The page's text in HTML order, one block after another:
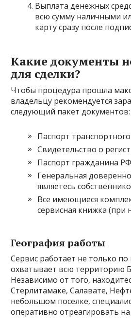
Выплата денежных
всю сумму наличными
карту сразу после
Какие документы
для сделки?
Чтобы процедура прошла
владельцу рекомендуется
следующий пакет документов:
Паспорт
Свидетельство о
Паспорт гражданина
Генеральная
являетесь
Все имеющиеся
сервисная книжка (при
География работы
Сервис работает не только по
охватывает всю территорию
Независимо от того‚
Стерлитамаке‚ Салавате‚
небольшом поселке‚
оперативно отреагировать